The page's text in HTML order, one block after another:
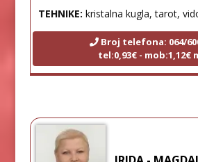
TEHNIKE: kristalna kugla, tarot,
Broj telefona: 064/
tel:0,93€ - mob:1,12€